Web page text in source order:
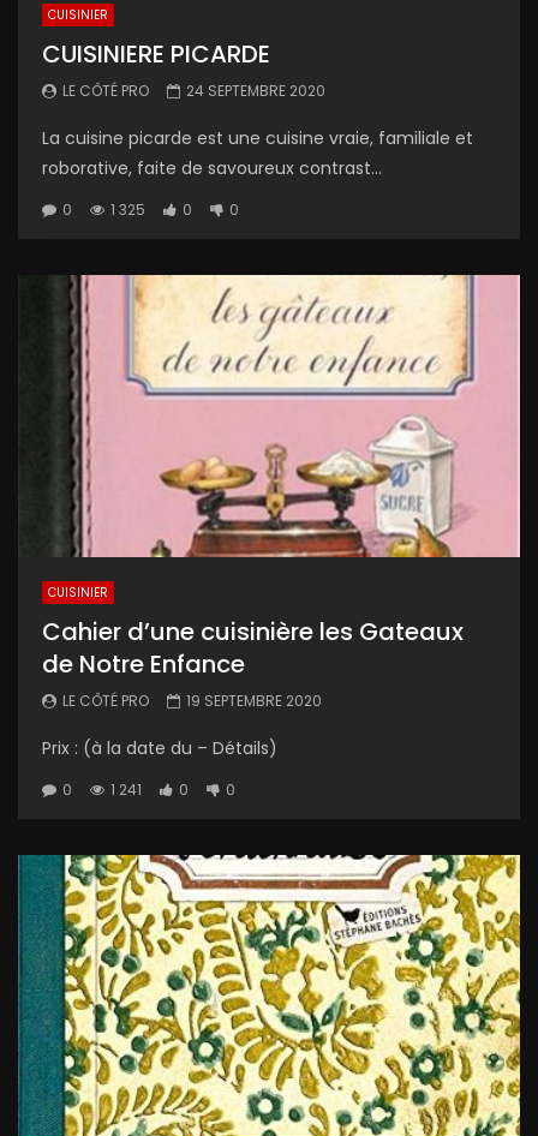
CUISINIER
CUISINIERE PICARDE
LE CÔTÉ PRO 24 SEPTEMBRE 2020
La cuisine picarde est une cuisine vraie, familiale et
roborative, faite de savoureux contrast...
0 1 325 0 0
CUISINIER
Cahier d’une cuisinière les Gateaux
de Notre Enfance
LE CÔTÉ PRO 19 SEPTEMBRE 2020
Prix : (à la date du – Détails)
0 1 241 0 0